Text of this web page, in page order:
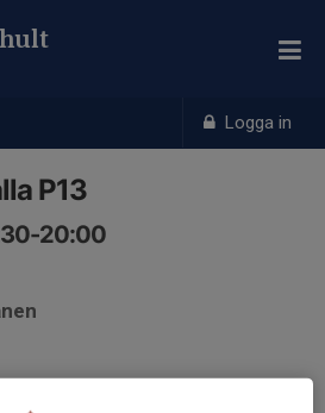
Logga in
P13
20:00